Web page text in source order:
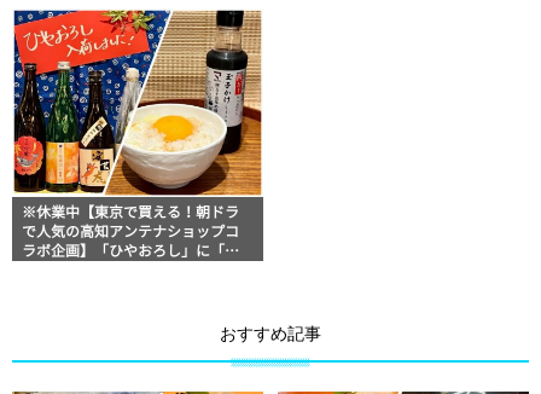
※休業中【東京で買える！朝ドラ
で人気の高知アンテナショップコ
ラボ企画】「ひやおろし」に「秋
おすすめ記事